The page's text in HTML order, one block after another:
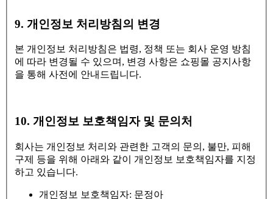
9. 개인정보 처리방침의 변경
본 개인정보 처리방침은 법령, 정책 또는 회사 운영 방침
에 따라 변경될 수 있으며, 변경 사항은 쇼핑몰 공지사항
을 통해 사전에 안내드립니다.
10. 개인정보 보호책임자 및 문의처
회사는 개인정보 처리와 관련한 고객의 문의, 불만, 피해
구제 등을 위해 아래와 같이 개인정보 보호책임자를 지정
하고 있습니다.
개인정보 보호책임자: 문정아